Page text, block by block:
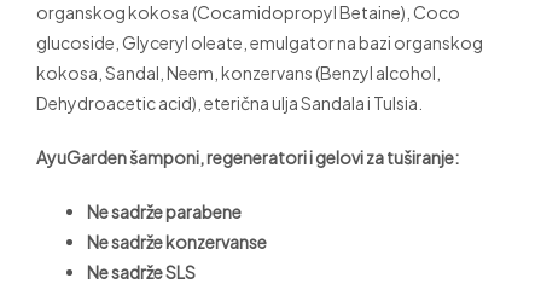
organskog kokosa (Cocamidopropyl Betaine), Coco
glucoside, Glyceryl oleate, emulgator na bazi organskog
kokosa, Sandal, Neem, konzervans (Benzyl alcohol,
Dehydroacetic acid), eterična ulja Sandala i Tulsia.
AyuGarden šamponi, regeneratori i gelovi za tuširanje:
Ne sadrže parabene
Ne sadrže konzervanse
Ne sadrže SLS